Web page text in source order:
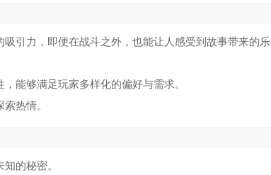
引力，即便在战斗之外，也能让人感受到故事带来的乐
能够满足玩家多样化的偏好与需求。
热情。
的秘密。